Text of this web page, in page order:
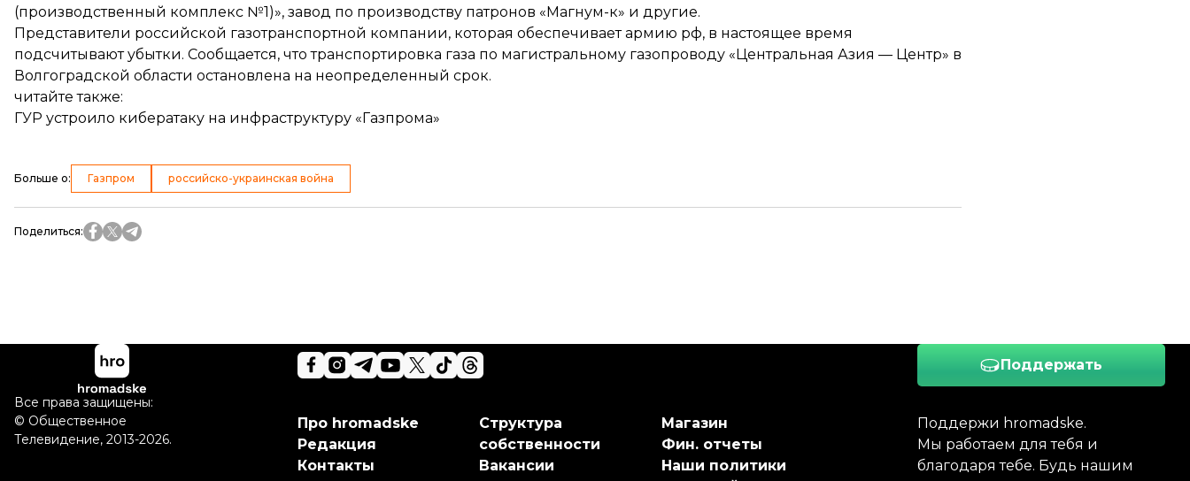
(производственный комплекс №1)», завод по производству патронов «Магнум-к» и другие.
Представители российской газотранспортной компании, которая обеспечивает армию рф, в настоящее время
подсчитывают убытки. Сообщается, что транспортировка газа по магистральному газопроводу «Центральная Азия — Центр» в
Волгоградской области остановлена на неопределенный срок.
читайте также:
ГУР устроило кибератаку на инфраструктуру «Газпрома»
Больше о: Газпром российско-украинская война
Поделиться:
Поддержать
Поддержи hromadske.
Мы работаем для тебя и
благодаря тебе. Будь нашим
Про hromadske
Редакция
Контакты
Структура
собственности
Вакансии
Магазин
Фин. отчеты
Наши политики
Все права защищены:
© Общественное
Телевидение, 2013-2026.